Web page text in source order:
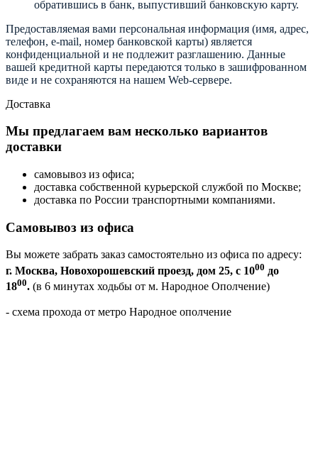
обратившись в банк, выпустивший банковскую карту.
Предоставляемая вами персональная информация (имя, адрес,
телефон, e-mail, номер банковской карты) является
конфиденциальной и не подлежит разглашению. Данные
вашей кредитной карты передаются только в зашифрованном
виде и не сохраняются на нашем Web-сервере.
Доставка
Мы предлагаем вам несколько вариантов
доставки
самовывоз из офиса;
доставка собственной курьерской службой по Москве;
доставка по России транспортными компаниями.
Самовывоз из офиса
Вы можете забрать заказ самостоятельно из офиса по адресу:
г. Москва, Новохорошевский проезд, дом 25, с 1000 до
1800. (в 6 минутах ходьбы от м. Народное Ополчение)
- схема прохода от метро Народное ополчение